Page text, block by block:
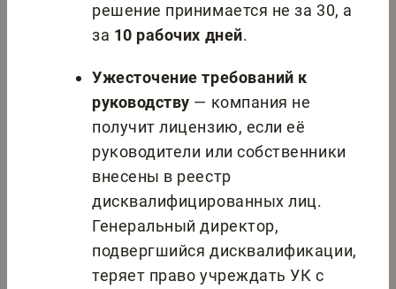
решение принимается не за 30, а
за 10 рабочих дней.
Ужесточение требований к
руководству — компания не
получит лицензию, если её
руководители или собственники
внесены в реестр
дисквалифицированных лиц.
Генеральный директор,
подвергшийся дисквалификации,
теряет право учреждать УК с